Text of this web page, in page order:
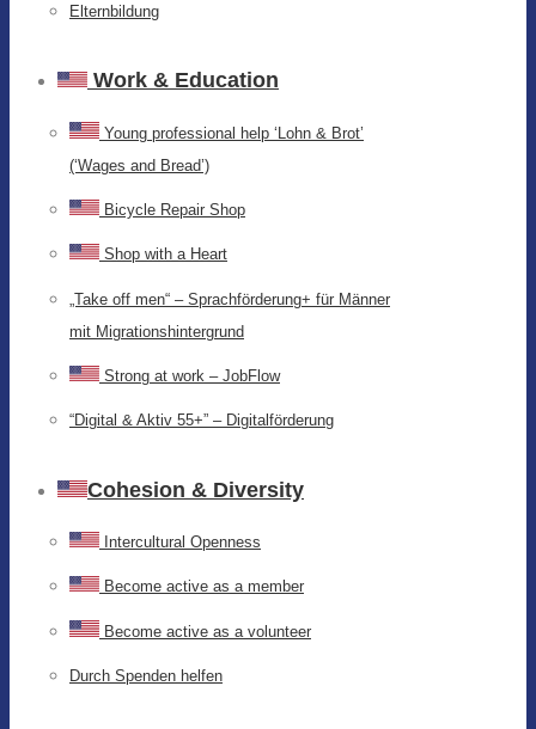
Elternbildung
Work & Education
Young professional help ‘Lohn & Brot’
(‘Wages and Bread’)
Bicycle Repair Shop
Shop with a Heart
„Take off men“ – Sprachförderung+ für Männer
mit Migrationshintergrund
Strong at work – JobFlow
“Digital & Aktiv 55+” – Digitalförderung
Cohesion & Diversity
Intercultural Openness
Become active as a member
Become active as a volunteer
Durch Spenden helfen